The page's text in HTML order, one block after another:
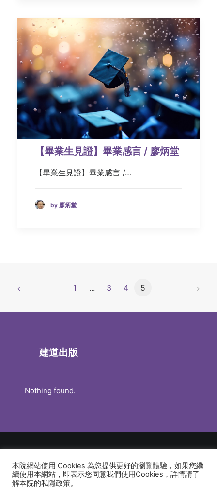
【畢業生見證】畢業感言 / 廖炳堂
【畢業生見證】畢業感言 /…
by 廖炳堂
1 ... 3 4 5
建道出版
Nothing found.
© 2026 建道神學院Alliance Bible Seminary. All rights reserved
本院網站使用 Cookies 為您提供更好的瀏覽體驗，如果您繼
續使用本網站，即表示您同意我們使用Cookies，詳情請了
解本院的私隱政策。